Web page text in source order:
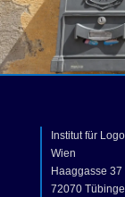
Institut für
Wien
Haaggasse 37
72070
Wir verwenden
Darstellung der Seite
Cookie Einstellungen